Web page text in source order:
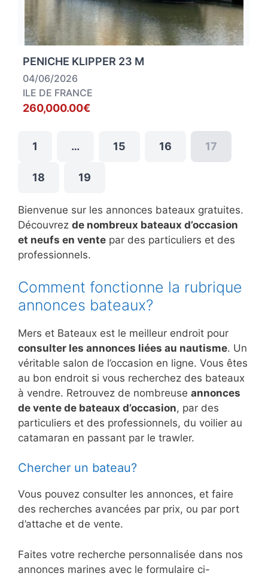
PENICHE KLIPPER 23 M
04/06/2026
ILE DE FRANCE
260,000.00€
1 … 15 16 17
18 19
Bienvenue sur les annonces bateaux gratuites.
Découvrez de nombreux bateaux d’occasion
et neufs en vente par des particuliers et des
professionnels.
Comment fonctionne la rubrique
annonces bateaux?
Mers et Bateaux est le meilleur endroit pour
consulter les annonces liées au nautisme. Un
véritable salon de l’occasion en ligne. Vous êtes
au bon endroit si vous recherchez des bateaux
à vendre. Retrouvez de nombreuse annonces
de vente de bateaux d’occasion, par des
particuliers et des professionnels, du voilier au
catamaran en passant par le trawler.
Chercher un bateau?
Vous pouvez consulter les annonces, et faire
des recherches avancées par prix, ou par port
d’attache et de vente.
Faites votre recherche personnalisée dans nos
annonces marines avec le formulaire ci-